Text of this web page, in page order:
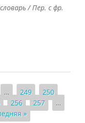
/ Пер. с фр.
… 249
250
256 257
…
»